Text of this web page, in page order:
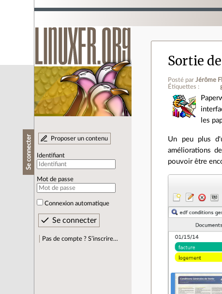
Se connecter Proposer un contenu
Identifiant
Mot de passe
Connexion automatique
Pas de compte ? S’inscrire…
Sortie
Posté parJérôme
Étiquettes :
les
Un peu plus
améliorations
pouvoir être